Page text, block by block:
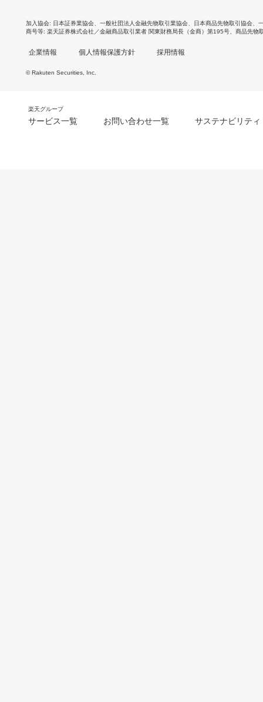
加入協会 日本証券業協会 一般社団法人金融先物取引業協会 日本商品先物取引協会
商号等 楽天証券株式会社／金融商品取引業者 関東財務局長（金商）第195号、商品先物
企業情報 個人情報保護方針 採用情報
© Rakuten Securities, Inc.
楽天グループ
サービス一覧 お問い合わせ一覧 サステナビリティ